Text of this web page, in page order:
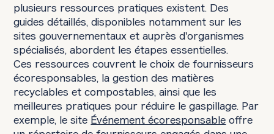
plusieurs ressources pratiques existent. Des
guides détaillés, disponibles notamment sur les
sites gouvernementaux et auprès d'organismes
spécialisés, abordent les étapes essentielles.
Ces ressources couvrent le choix de fournisseurs
écoresponsables, la gestion des matières
recyclables et compostables, ainsi que les
meilleures pratiques pour réduire le gaspillage. Par
exemple, le site Événement écoresponsableoffre